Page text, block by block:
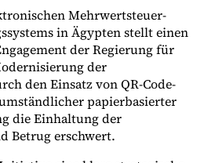
Mehrwertsteuer-
in Ägypten stellt einen
der Regierung für
der
den Einsatz von QR-Code-
papierbasierter
die Einhaltung der
Betrug erschwert.